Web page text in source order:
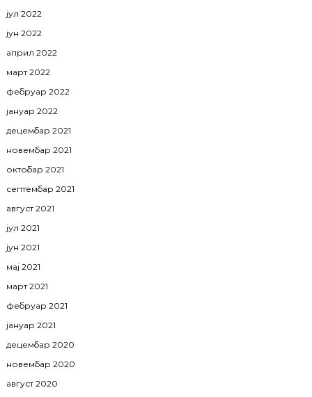
јул 2022
јун 2022
април 2022
март 2022
фебруар 2022
јануар 2022
децембар 2021
новембар 2021
октобар 2021
септембар 2021
август 2021
јул 2021
јун 2021
мај 2021
март 2021
фебруар 2021
јануар 2021
децембар 2020
новембар 2020
август 2020